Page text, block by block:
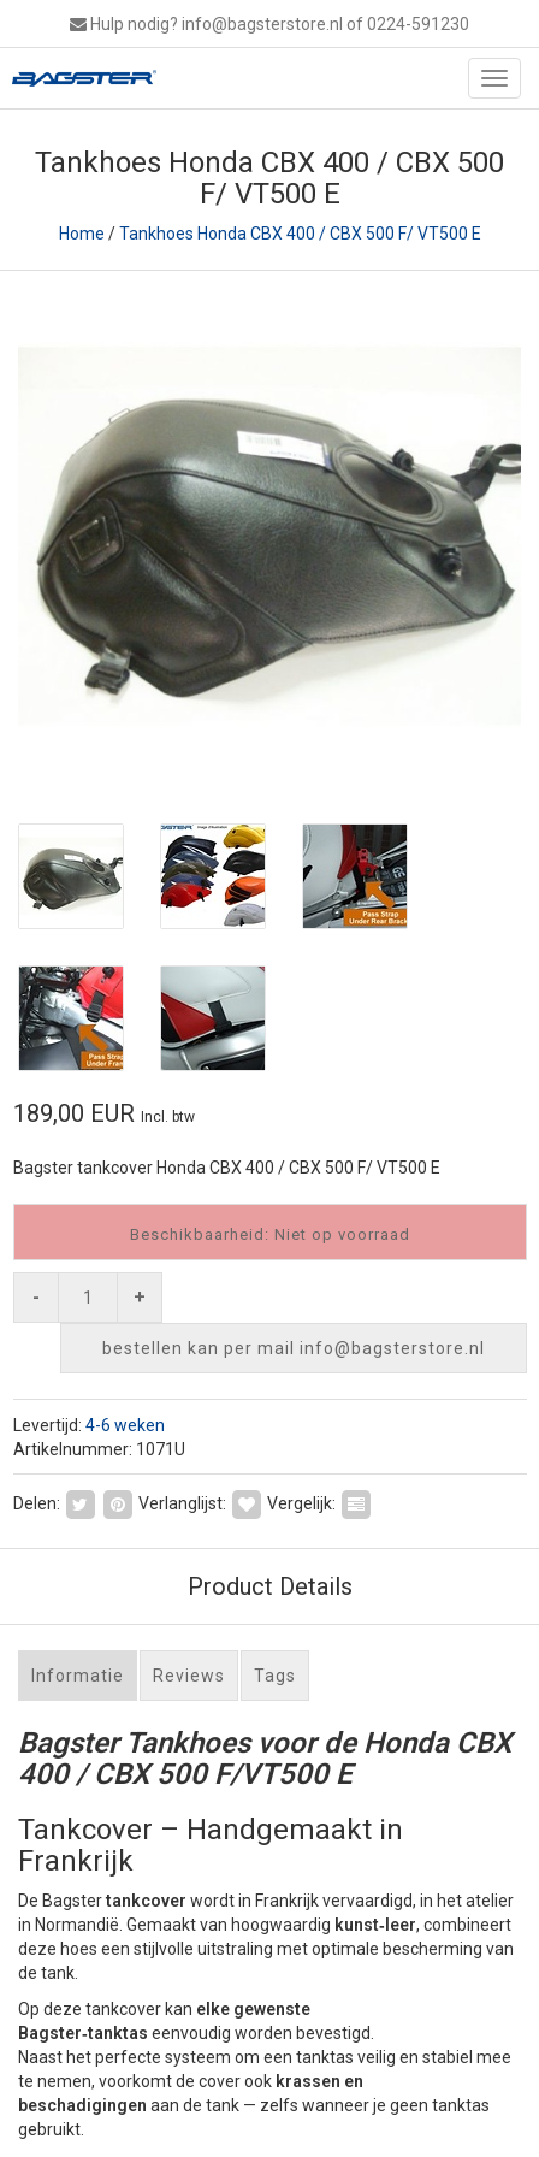
Hulp nodig? info@bagsterstore.nl of 0224-591230
Tankhoes Honda CBX 400 / CBX 500
F/ VT500 E
Home /Tankhoes Honda CBX 400 / CBX 500 F/ VT500 E
189,00 EUR Incl. btw
Bagster tankcover Honda CBX 400 / CBX 500 F/ VT500 E
Beschikbaarheid: Niet op voorraad
- +
bestellen kan per mail info@bagsterstore.nl
Levertijd: 4-6 weken
Artikelnummer: 1071U
Delen: Verlanglijst: Vergelijk:
Product Details
Informatie Reviews Tags
Bagster Tankhoes voor de Honda CBX
400 / CBX 500 F/VT500 E
Tankcover – Handgemaakt in
Frankrijk
De Bagstertankcover wordt in Frankrijk vervaardigd, in het atelier
in Normandië. Gemaakt van hoogwaardig kunst‑leer, combineert
deze hoes een stijlvolle uitstraling met optimale bescherming van
de tank.
Op deze tankcover kan elke gewenste
Bagster‑tanktas eenvoudig worden bevestigd.
Naast het perfecte systeem om een tanktas veilig en stabiel mee
te nemen, voorkomt de cover ook krassen en
beschadigingen aan de tank — zelfs wanneer je geen tanktas
gebruikt.